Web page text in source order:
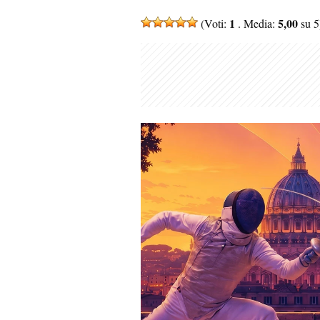
(Voti: 1 . Media: 5,00su